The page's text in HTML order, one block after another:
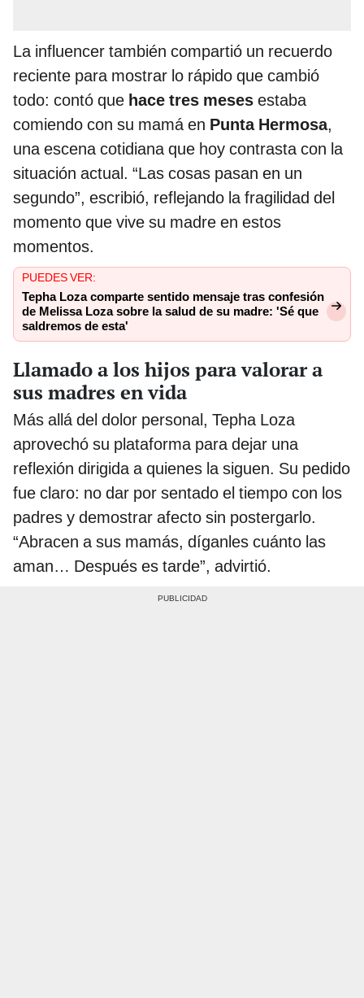
La influencer también compartió un recuerdo
reciente para mostrar lo rápido que cambió
todo: contó que hace tres meses estaba
comiendo con su mamá en Punta Hermosa,
una escena cotidiana que hoy contrasta con la
situación actual. “Las cosas pasan en un
segundo”, escribió, reflejando la fragilidad del
momento que vive su madre en estos
momentos.
PUEDES VER:
Tepha Loza comparte sentido mensaje tras confesión
de Melissa Loza sobre la salud de su madre: 'Sé que
saldremos de esta'
Llamado a los hijos para valorar a
sus madres en vida
Más allá del dolor personal, Tepha Loza
aprovechó su plataforma para dejar una
reflexión dirigida a quienes la siguen. Su pedido
fue claro: no dar por sentado el tiempo con los
padres y demostrar afecto sin postergarlo.
“Abracen a sus mamás, díganles cuánto las
aman… Después es tarde”, advirtió.